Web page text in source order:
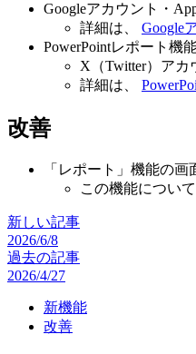
Googleアカウント・
詳細は、 Google
PowerPointレポート機
X（Twitter）アカ
詳細は、
改善
「レポート」機能の
この機能について
新しい記事
2026/6/8
過去の記事
2026/4/27
新機能
改善